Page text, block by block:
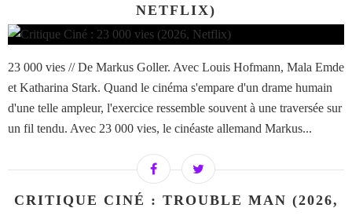
NETFLIX)
23 000 vies // De Markus Goller. Avec Louis Hofmann, Mala Emde
et Katharina Stark. Quand le cinéma s'empare d'un drame humain
d'une telle ampleur, l'exercice ressemble souvent à une traversée sur
un fil tendu. Avec 23 000 vies, le cinéaste allemand Markus...
CRITIQUE CINÉ : TROUBLE MAN (2026,